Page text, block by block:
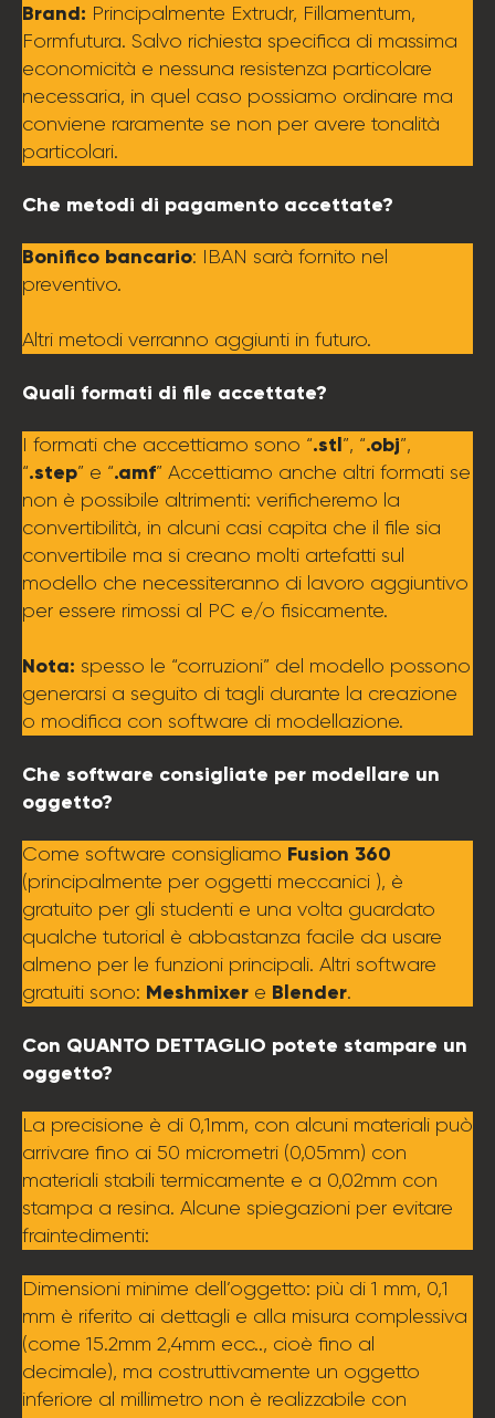
Brand: Principalmente Extrudr, Fillamentum,
Formfutura. Salvo richiesta specifica di massima
economicità e nessuna resistenza particolare
necessaria, in quel caso possiamo ordinare ma
conviene raramente se non per avere tonalità
particolari.
Che metodi di pagamento accettate?
Bonifico bancario: IBAN sarà fornito nel
preventivo.
Altri metodi verranno aggiunti in futuro.
Quali formati di file accettate?
I formati che accettiamo sono “.stl”, “.obj”,
“.step” e “.amf” Accettiamo anche altri formati se
non è possibile altrimenti: verificheremo la
convertibilità, in alcuni casi capita che il file sia
convertibile ma si creano molti artefatti sul
modello che necessiteranno di lavoro aggiuntivo
per essere rimossi al PC e/o fisicamente.
Nota: spesso le “corruzioni” del modello possono
generarsi a seguito di tagli durante la creazione
o modifica con software di modellazione.
Che software consigliate per modellare un
oggetto?
Come software consigliamo Fusion 360
(principalmente per oggetti meccanici ), è
gratuito per gli studenti e una volta guardato
qualche tutorial è abbastanza facile da usare
almeno per le funzioni principali. Altri software
gratuiti sono: Meshmixer e Blender.
Con QUANTO DETTAGLIO potete stampare un
oggetto?
La precisione è di 0,1mm, con alcuni materiali può
arrivare fino ai 50 micrometri (0,05mm) con
materiali stabili termicamente e a 0,02mm con
stampa a resina. Alcune spiegazioni per evitare
fraintedimenti:
Dimensioni minime dell’oggetto: più di 1 mm, 0,1
mm è riferito ai dettagli e alla misura complessiva
(come 15.2mm 2,4mm ecc.., cioè fino al
decimale), ma costruttivamente un oggetto
inferiore al millimetro non è realizzabile con